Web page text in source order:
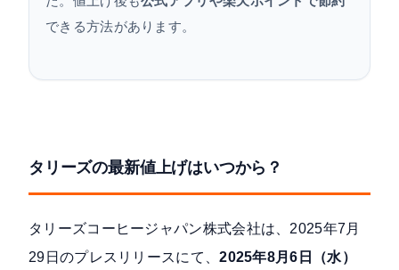
できる方法があります。
タリーズの最新値上げはいつから？
タリーズコーヒージャパン株式会社は、 2025年7月
29日のプレスリリースにて、2025年8月6日（水）